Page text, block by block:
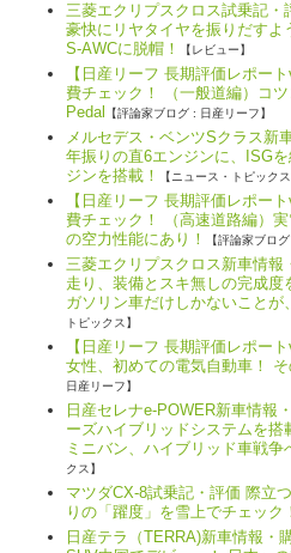
三菱エクリプスクロス試乗記・
豪快にリヤタイヤを振りだすよ
S-AWCに脱帽！
【レビュー】
【日産リーフ 長期評価レポー
費チェック！ （一般道編）コ
Pedal
【評論家ブログ : 日産リーフ】
メルセデス・ベンツSクラス新
年振りの直6エンジンに、ISG
ジンを搭載！
【ニュース・トピックス
【日産リーフ 長期評価レポー
費チェック！ （高速道路編）
の空力性能にあり！
【評論家ブロ
三菱エクリプスクロス新車情報
走り、装備とスキ無しの完成度
ガソリン車だけしかないことが
トピックス】
【日産リーフ 長期評価レポー
女性、初めての電気自動車！ そ
日産リーフ】
日産セレナe-POWER新車情報
ーズハイブリッドシステムを搭
ミニバン、ハイブリッド車戦争
クス】
マツダCX-8試乗記・評価 際立
りの「躍度」を雪上でチェック
日産テラ（TERRA)新車情報・